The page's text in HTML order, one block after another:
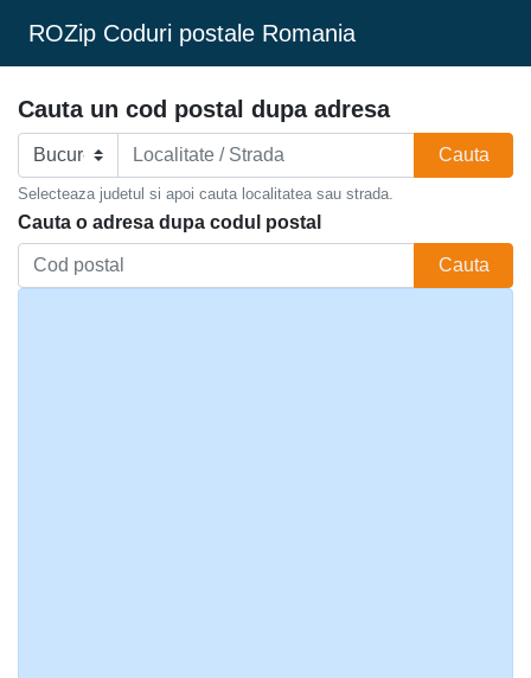
ROZip Coduri postale Romania
Cauta un cod postal dupa adresa
Cauta
Selecteaza judetul si apoi cauta localitatea sau strada.
Cauta o adresa dupa codul postal
Cauta